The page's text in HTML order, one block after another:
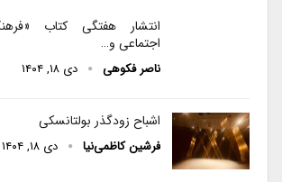
انتشار هفتگی کتاب
اجتماعی و…
ناصر فکوهی دی ۱۸, ۱۴۰۴
اشباح زودگذر بولتانسکی
فرشین کاظمی‌نیا دی ۱۸, ۱۴۰۴